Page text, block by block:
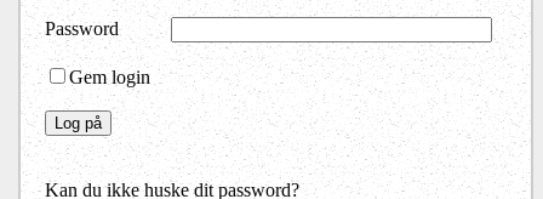
Password
Gem login
Kan du ikke huske dit password?